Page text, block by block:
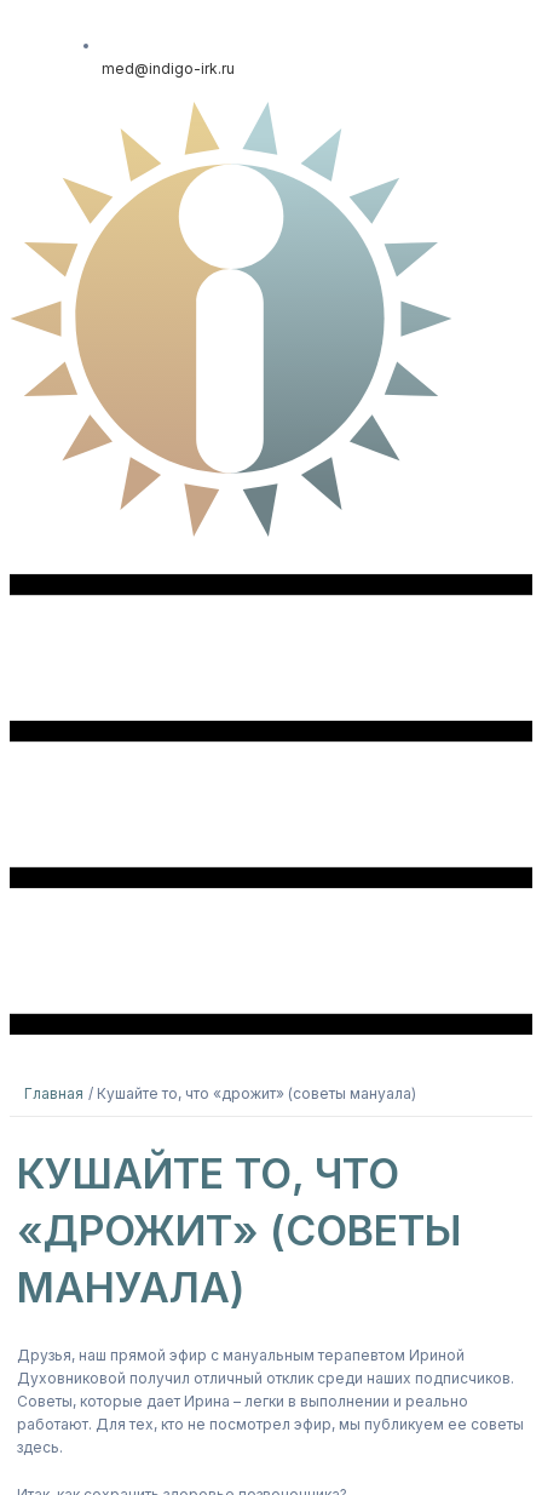
med@indigo-irk.ru
Главная Кушайте то, что «дрожит» (советы мануала)
КУШАЙТЕ ТО, ЧТО
«ДРОЖИТ» (СОВЕТЫ
МАНУАЛА)
Друзья, наш прямой эфир с мануальным терапевтом Ириной
Духовниковой получил отличный отклик среди наших подписчиков.
Советы, которые дает Ирина – легки в выполнении и реально
работают. Для тех, кто не посмотрел эфир, мы публикуем ее советы
здесь.